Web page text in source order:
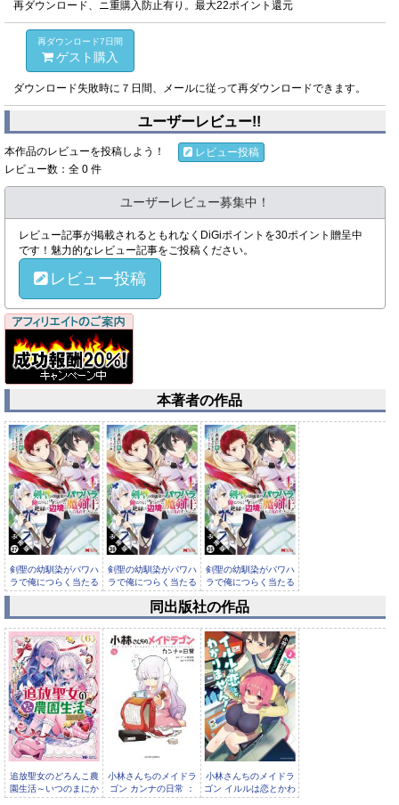
再ダウンロード、ニ重購入防止有り。最大22ポイント還元
再ダウンロード7日間
ゲスト購入
ダウンロード失敗時に７日間、メールに従って再ダウンロードできます。
ユーザーレビュー!!
本作品のレビューを投稿しよう！
レビュー投稿
レビュー数：全 0 件
ユーザーレビュー募集中！
レビュー記事が掲載されるともれなくDiGiポイントを30ポイント贈呈中
です！魅力的なレビュー記事をご投稿ください。
レビュー投稿
本著者の作品
剣聖の幼馴染がパワハ
ラで俺につらく当たる
ので、絶...
剣聖の幼馴染がパワハ
ラで俺につらく当たる
ので、絶...
剣聖の幼馴染がパワハ
ラで俺につらく当たる
ので、絶...
剣聖の幼馴染がパワハ
ラで俺につらく当たる
同出版社の作品
追放聖女のどろんこ農
園生活～いつのまにか
隣国を救ってしまいま
小林さんちのメイドラ
ゴン カンナの日常 ：
16
小林さんちのメイドラ
ゴン イルルは恋とかわ
かりません！ ：